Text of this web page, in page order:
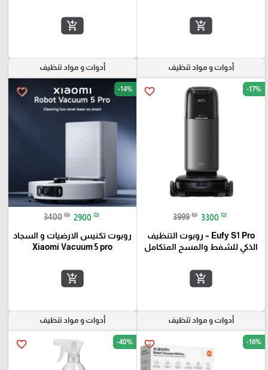
add_shopping_cart
add_shopping_cart
أدوات و مواد تنظيف
favorite_border -17%
3999 ₪ 3300 ₪
Eufy S1 Pro – روبوت التنظيف
الذكي للشفط والمسح المتكامل
add_shopping_cart
أدوات و مواد تنظيف
favorite_border -14%
3400 ₪ 2900 ₪
روبوت تكنيس الارضيات و السجاد
Xiaomi Vacuum 5 pro
add_shopping_cart
أدوات و مواد تنظيف
favorite_border -16%
أدوات و مواد تنظيف
favorite_border -40%